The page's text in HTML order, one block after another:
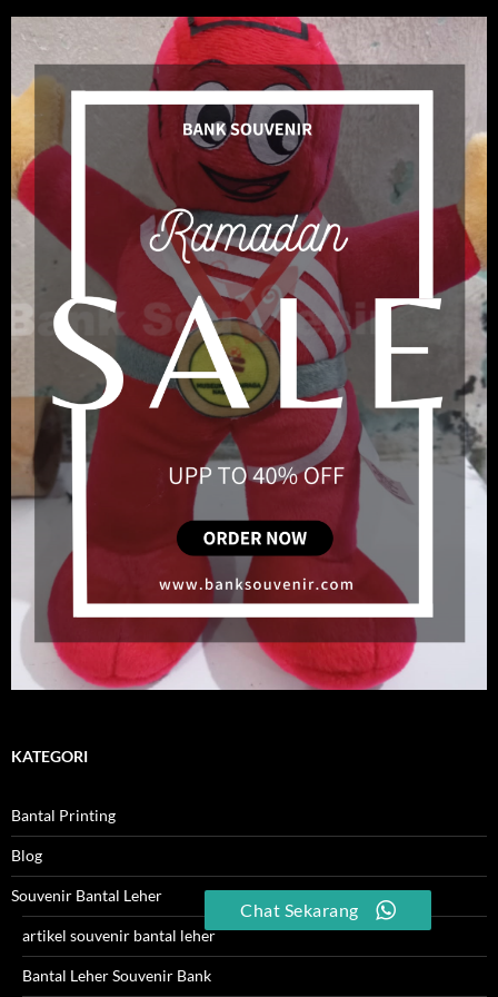
KATEGORI
Bantal Printing
Blog
Souvenir Bantal Leher
artikel souvenir bantal leher
Bantal Leher Souvenir Bank
Chat Sekarang